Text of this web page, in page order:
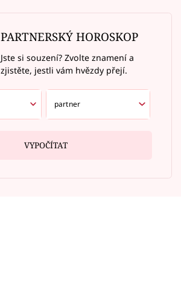
PARTNERSKÝ HOROSKOP
Jste si souzení? Zvolte znamení a
zjistěte, jestli vám hvězdy přejí.
VYPOČÍTAT